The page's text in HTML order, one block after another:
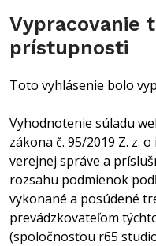
Vypracovanie
prístupnosti
Toto vyhlásenie bolo
Vyhodnotenie súladu
zákona č. 95/2019 Z. z.
verejnej správe a
rozsahu podmienok
vykonané a posúdené
prevádzkovateľom
(spoločnosťou r65 studio